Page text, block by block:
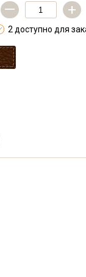
— +
2 доступно для